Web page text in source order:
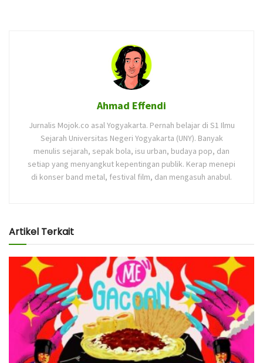
Ahmad Effendi
Jurnalis Mojok.co asal Yogyakarta. Pernah belajar di S1 Ilmu
Sejarah Universitas Negeri Yogyakarta (UNY). Banyak
menulis sejarah, sepak bola, isu urban, budaya pop, dan
setiap yang menyangkut kepentingan publik. Kerap menepi
di konser band metal, festival film, dan mengasuh anabul.
Artikel Terkait